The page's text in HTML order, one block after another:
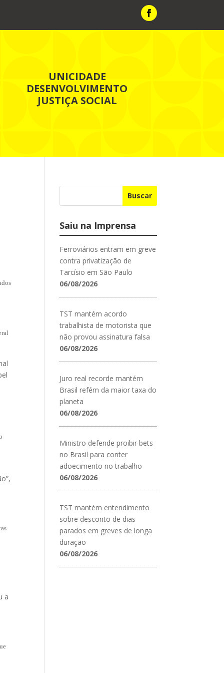
UNICIDADE
DESENVOLVIMENTO
JUSTIÇA SOCIAL
a
Buscar
Saiu na Imprensa
Ferroviários entram em greve
contra privatização de
Tarcísio em São Paulo
06/08/2026
TST mantém acordo
trabalhista de motorista que
não provou assinatura falsa
06/08/2026
Juro real recorde mantém
Brasil refém da maior taxa do
planeta
06/08/2026
Ministro defende proibir bets
no Brasil para conter
adoecimento no trabalho
06/08/2026
TST mantém entendimento
sobre desconto de dias
parados em greves de longa
duração
06/08/2026